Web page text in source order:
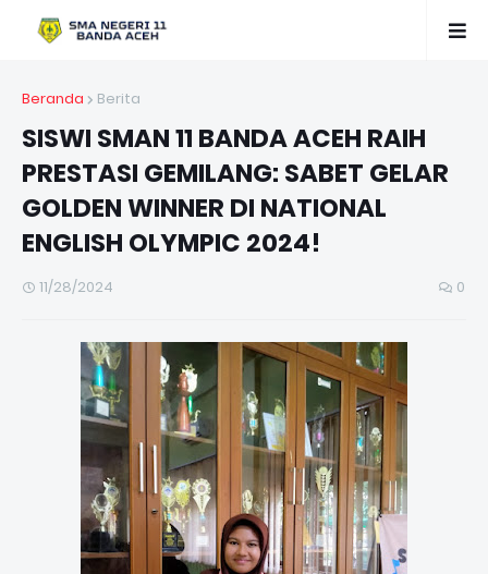
Beranda Berita
SISWI SMAN 11 BANDA ACEH RAIH
PRESTASI GEMILANG: SABET GELAR
GOLDEN WINNER DI NATIONAL
ENGLISH OLYMPIC 2024!
11/28/2024 0